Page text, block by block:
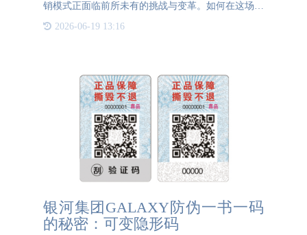
销模式正面临前所未有的挑战与变革。如何在这场变
革中脱颖而出？答案就在一物一码技术的应用之中。
这一创新科技不仅为品牌提供了全新的数字营销手
2026-06-19 13:16
银河集团GALAXY防伪一书一码
的秘密：可变隐形码